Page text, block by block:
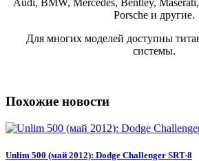
Audi, BMW, Mercedes, Bentley,
Porsche и другие.
Для многих моделей доступны
системы.
Похожие новости
Unlim 500 (май 2012): Dodge Challenger SRT-8